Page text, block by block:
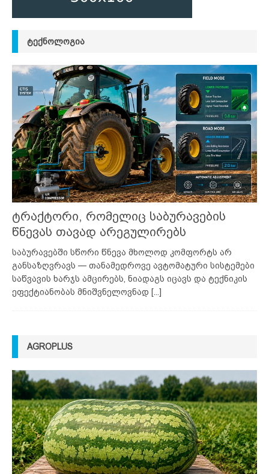
ᲢᲔᲥᲜᲝᲚᲝᲒᲘᲐ
ტრაქტორი, რომელიც საბურავების
წნევას თავად არეგულირებს
საბურავებში სწორი წნევა მხოლოდ კომფორტს არ
განსაზღვრავს — თანამედროვე ავტომატური სისტემები
საწვავის ხარჯს ამცირებს, ნიადაგს იცავს და ტექნიკის
ეფექტიანობას მნიშვნელოვნად [...]
AGROPLUS